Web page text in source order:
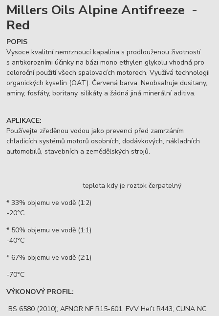
Millers Oils Alpine Antifreeze -
Red
POPIS
Vysoce kvalitní nemrznoucí kapalina s prodlouženou životností
s antikorozními účinky na bázi mono ethylen glykolu vhodná pro
celoroční použití všech spalovacích motorech. Využívá technologii
organických kyselin (OAT). Červená barva. Neobsahuje dusitany,
aminy, fosfáty, boritany, silikáty a žádná jiná minerální aditiva.
APLIKACE:
Používejte zředěnou vodou jako prevenci před zamrzáním
chladicích systémů motorů osobních, dodávkových, nákladních
automobilů, stavebních a zemědělských strojů.
teplota kdy je roztok čerpatelný
* 33% objemu ve vodě (1:2)
-20°C
* 50% objemu ve vodě (1:1)
-40°C
* 67% objemu ve vodě (2:1)
-70°C
VÝKONOVÝ PROFIL:
BS 6580 (2010); AFNOR NF R15-601; FVV Heft R443; CUNA NC